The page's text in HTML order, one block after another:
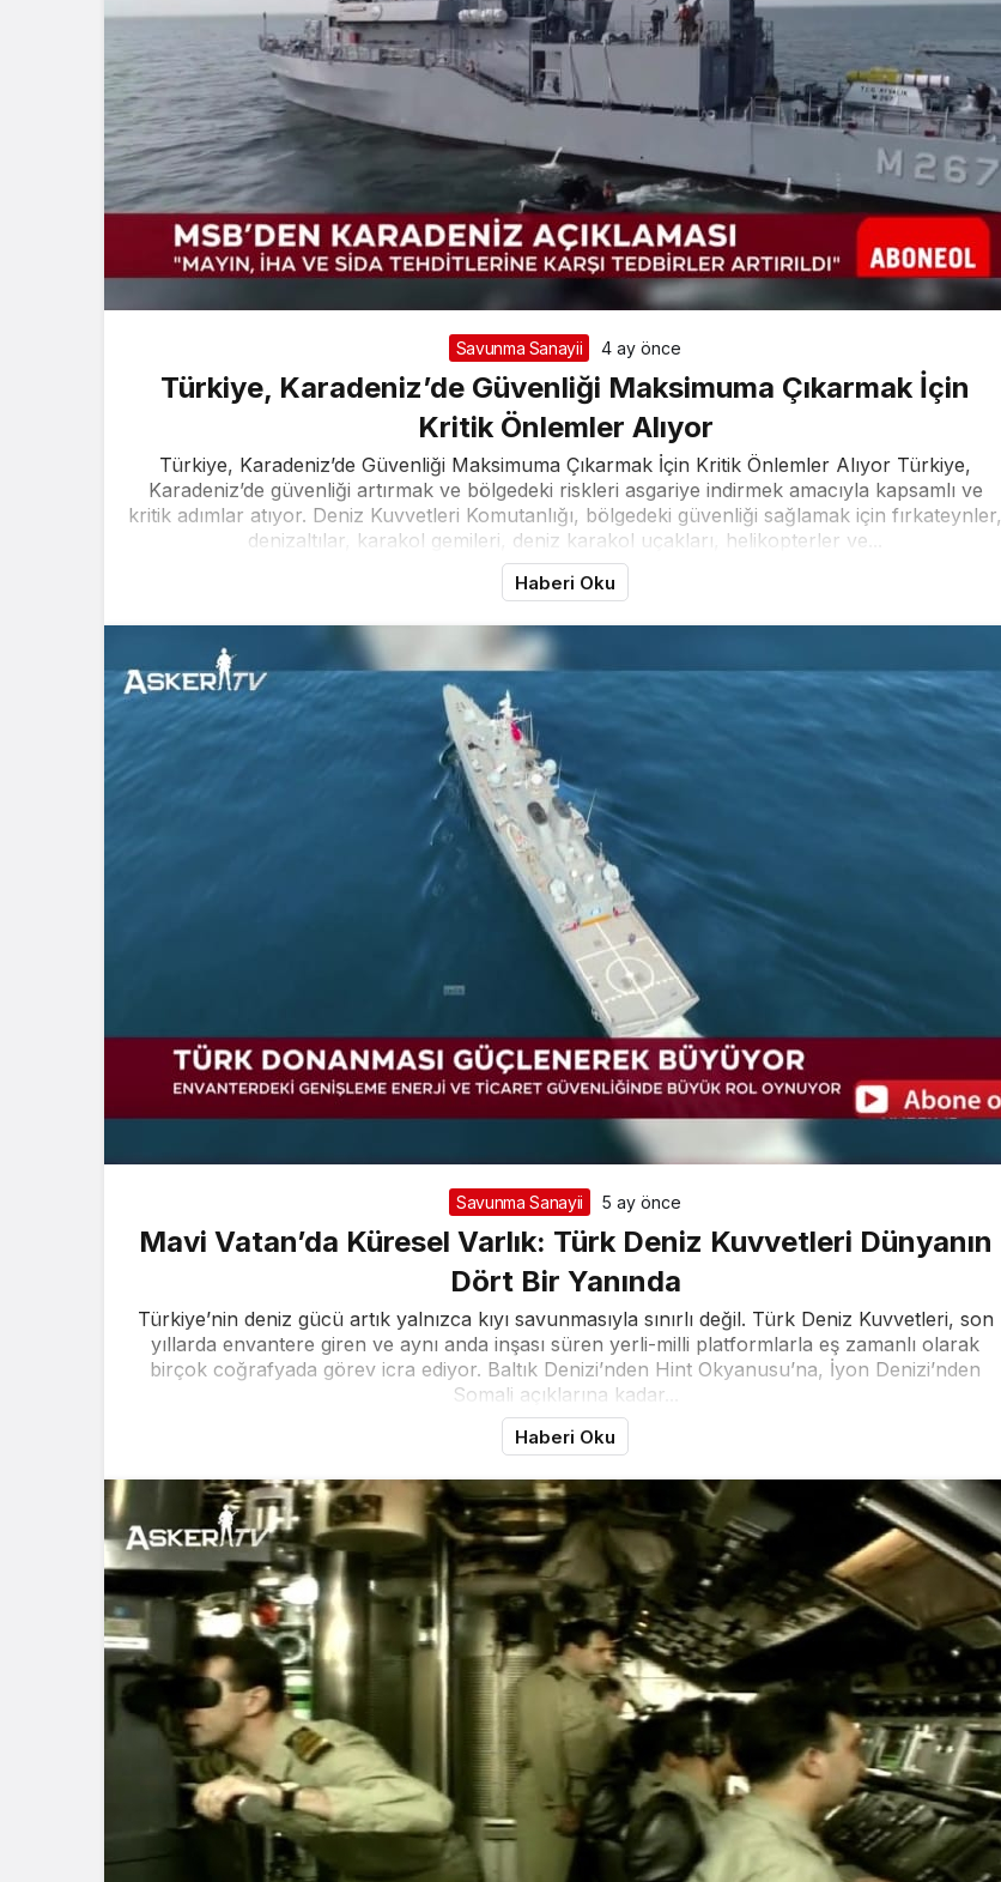
Savunma Sanayii 4 ay önce
Türkiye, Karadeniz’de Güvenliği Maksimuma Çıkarmak İçin
Kritik Önlemler Alıyor
Türkiye, Karadeniz’de Güvenliği Maksimuma Çıkarmak İçin Kritik Önlemler Alıyor Türkiye,
Karadeniz’de güvenliği artırmak ve bölgedeki riskleri asgariye indirmek amacıyla kapsamlı ve
kritik adımlar atıyor. Deniz Kuvvetleri Komutanlığı, bölgedeki güvenliği sağlamak için fırkateynler,
denizaltılar, karakol gemileri, deniz karakol uçakları, helikopterler ve...
Haberi Oku
Savunma Sanayii 5 ay önce
Mavi Vatan’da Küresel Varlık: Türk Deniz Kuvvetleri Dünyanın
Dört Bir Yanında
Türkiye’nin deniz gücü artık yalnızca kıyı savunmasıyla sınırlı değil. Türk Deniz Kuvvetleri, son
yıllarda envantere giren ve aynı anda inşası süren yerli-milli platformlarla eş zamanlı olarak
birçok coğrafyada görev icra ediyor. Baltık Denizi’nden Hint Okyanusu’na, İyon Denizi’nden
Somali açıklarına kadar...
Haberi Oku